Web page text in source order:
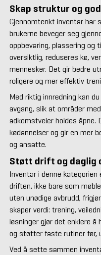
Skap struktur og
Gjennomtenkt inventar har
brukerne beveger seg
oppbevaring, plassering og
oversiktlig, reduseres kø,
mennesker. Det gir bedre
roligere og mer effektiv
Med riktig innredning kan
avgang, slik at områder
adkomstveier holdes åpne.
kødannelser og gir en mer
og ansatte.
Støtt drift og daglig
Inventar i denne
driften, ikke bare som
uten unødige avbrudd,
skaper verdi: trening,
løsninger gjør det enklere å
og støtter faste rutiner før,
Ved å sette sammen